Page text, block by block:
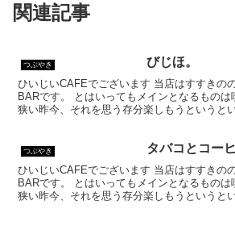
関連記事
つぶやき びじほ。
ひいじいCAFEでございます 当店はすすきの
BARです。 とはいってもメインとなるもの
狭い昨今、それを思う存分楽しもうというと
つぶやき タバコとコー
ひいじいCAFEでございます 当店はすすきの
BARです。 とはいってもメインとなるもの
狭い昨今、それを思う存分楽しもうというと